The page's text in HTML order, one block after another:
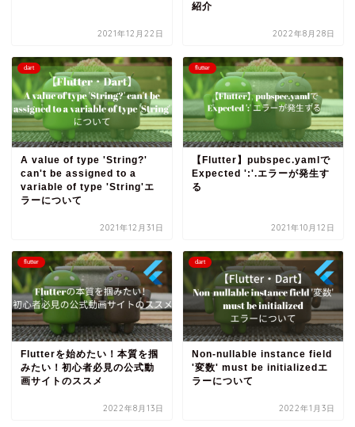
2021年12月22日
紹介
2022年8月28日
dart
A value of type 'String?'
can't be assigned to a
variable of type 'String'エ
ラーについて
2021年12月31日
flutter
【Flutter】pubspec.yamlで
Expected ':'.エラーが発生す
る
2021年10月12日
flutter
Flutterを始めたい！本質を掴
みたい！初心者必見の公式動
画サイトのススメ
2022年8月13日
dart
Non-nullable instance field
'変数' must be initializedエ
ラーについて
2022年1月3日